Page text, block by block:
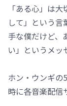
「ある心」は
して」という
手な僕だけど、
い」というメッ
ホン・ウンギの
時に各音楽配信